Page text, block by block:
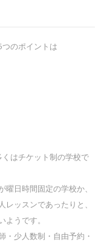
のポイントは
はチケット制の学校で
日時間固定の学校か、
ッスンであったりと、
うです。
・少人数制・自由予約・